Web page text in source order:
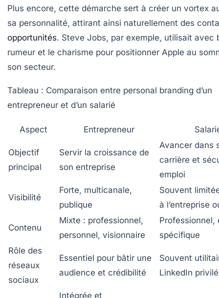
Plus encore, cette démarche sert à créer un vortex
sa personnalité, attirant ainsi naturellement des
opportunités. Steve Jobs, par exemple, utilisait avec
rumeur et le charisme pour positionner Apple au
son secteur.
Tableau : Comparaison entre personal branding d’un
entrepreneur et d’un salarié
Aspect Entrepreneur
Objectif
principal
Servir la croissance de
son entreprise
Avancer dans
carrière et
emploi
Visibilité
Forte, multicanale,
publique
Souvent
à l’entreprise
Contenu
Mixte : professionnel,
personnel, visionnaire
Professionnel,
spécifique
Rôle des
réseaux
sociaux
Essentiel pour bâtir une
audience et crédibilité
Souvent
LinkedIn
Intégrée et